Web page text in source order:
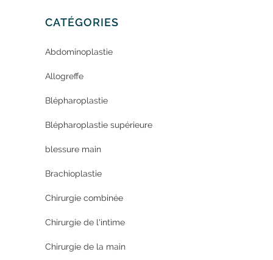
CATÉGORIES
Abdominoplastie
Allogreffe
Blépharoplastie
Blépharoplastie supérieure
blessure main
Brachioplastie
Chirurgie combinée
Chirurgie de l'intime
Chirurgie de la main